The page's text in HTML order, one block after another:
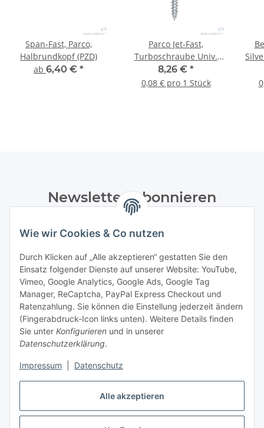
Alle akzeptieren
Wie wir Cookies & Co nutzen
Durch Klicken auf „Alle akzeptieren“ gestatten Sie den
Einsatz folgender Dienste auf unserer Website: YouTube,
Vimeo, Google Analytics, Google Ads, Google Tag
Manager, ReCaptcha, PayPal Express Checkout und
Ratenzahlung. Sie können die Einstellung jederzeit ändern
(Fingerabdruck-Icon links unten). Weitere Details finden
Sie unter Konfigurieren und in unserer
Datenschutzerklärung.
Impressum Datenschutz
Span-Fast, Parco,
Halbrundkopf (PZD)
ab 6,40 € *
Parco Jet-Fast,
Turboschraube Univ.
Maxx, TX30 - 100 Stk.
8,26 € *
0,08 € pro 1 Stück
Newsletter Abonnieren
Datenschutzerklärungregelmäßig und jederzeit widerruflich
Abonnieren
Informationen
Gesetzliche Informationen
Vertrag widerrufen